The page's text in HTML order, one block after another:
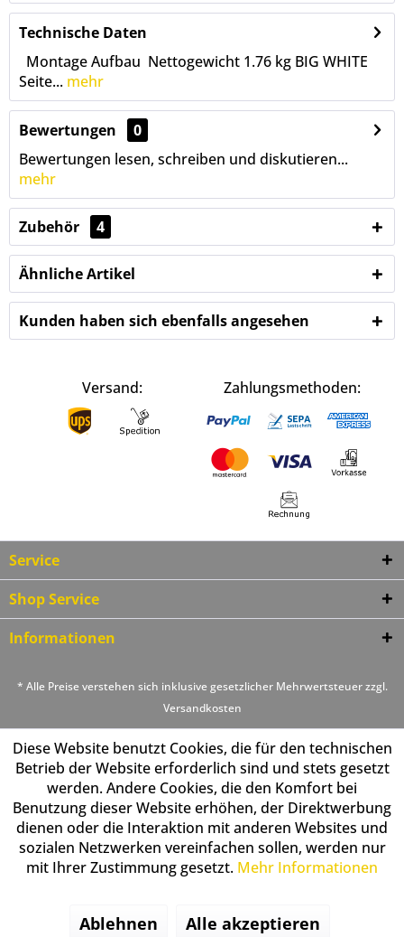
Technische Daten
Montage Aufbau Nettogewicht 1.76 kg BIG WHITE
Seite... mehr
Bewertungen
0
Bewertungen lesen, schreiben und diskutieren...
mehr
Zubehör 4
Ähnliche Artikel
Kunden haben sich ebenfalls angesehen
Versand: Zahlungsmethoden:
Service
Shop Service
Informationen
* Alle Preise verstehen sich inklusive gesetzlicher Mehrwertsteuer zzgl.
Versandkosten
Diese Website benutzt Cookies, die für den technischen
Betrieb der Website erforderlich sind und stets gesetzt
werden. Andere Cookies, die den Komfort bei
Benutzung dieser Website erhöhen, der Direktwerbung
dienen oder die Interaktion mit anderen Websites und
sozialen Netzwerken vereinfachen sollen, werden nur
mit Ihrer Zustimmung gesetzt. Mehr Informationen
Ablehnen Alle akzeptieren